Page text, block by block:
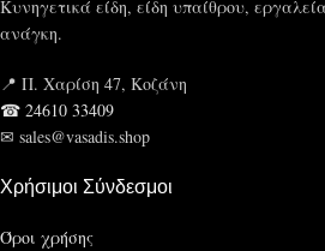
Κυνηγετικά είδη, είδη υπαίθρου,
ανάγκη.
📍 Π. Χαρίση 47, Κοζάνη
☎ 24610 33409
✉ sales@vasadis.shop
Χρήσιμοι Σύνδεσμοι
Όροι χρήσης